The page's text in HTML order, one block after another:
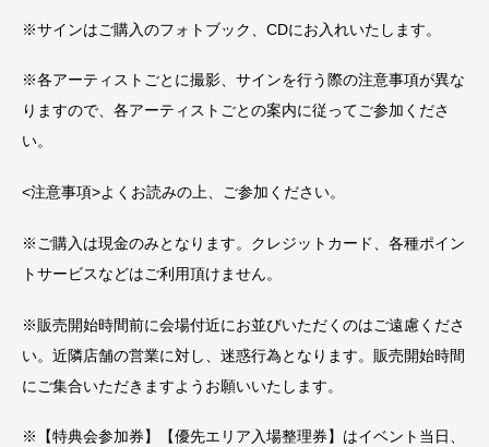
※サインはご購入のフォトブック、CDにお入れいたします。
※各アーティストごとに撮影、サインを行う際の注意事項が異な
りますので、各アーティストごとの案内に従ってご参加くださ
い。
<注意事項>よくお読みの上、ご参加ください。
※ご購入は現金のみとなります。クレジットカード、各種ポイン
トサービスなどはご利用頂けません。
※販売開始時間前に会場付近にお並びいただくのはご遠慮くださ
い。近隣店舗の営業に対し、迷惑行為となります。販売開始時間
にご集合いただきますようお願いいたします。
※【特典会参加券】【優先エリア入場整理券】はイベント当日、